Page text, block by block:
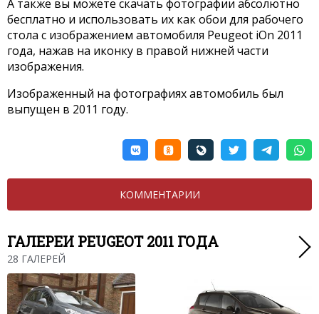
А также вы можете скачать фотографии абсолютно
бесплатно и использовать их как обои для рабочего
стола с изображением автомобиля Peugeot iOn 2011
года, нажав на иконку в правой нижней части
изображения.
Изображенный на фотографиях автомобиль был
выпущен в 2011 году.
КОММЕНТАРИИ
ГАЛЕРЕИ PEUGEOT 2011 ГОДА
28 ГАЛЕРЕЙ